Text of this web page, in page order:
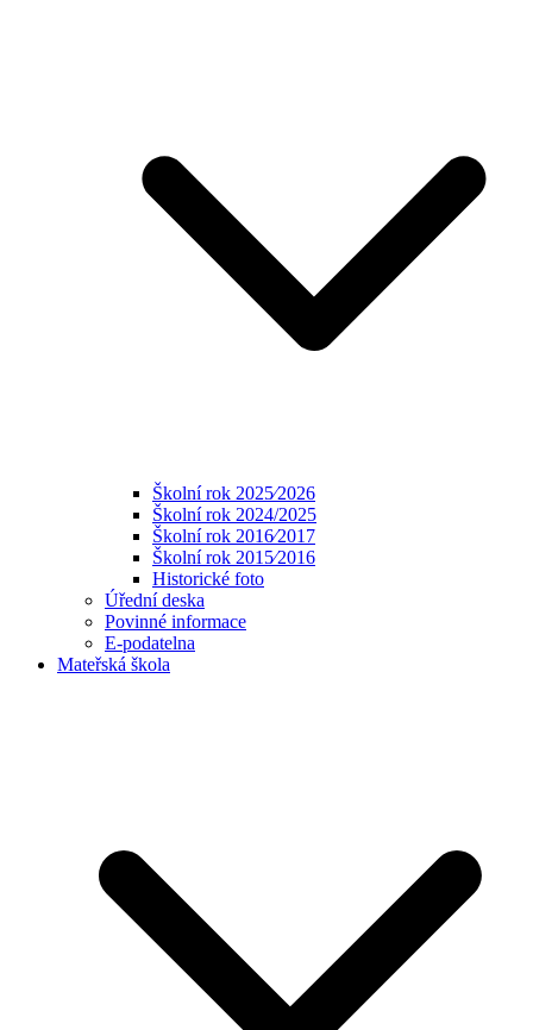
Školní rok 2025⁄2026
Školní rok 2024/2025
Školní rok 2016⁄2017
Školní rok 2015⁄2016
Historické foto
Úřední deska
Povinné informace
E-podatelna
Mateřská škola